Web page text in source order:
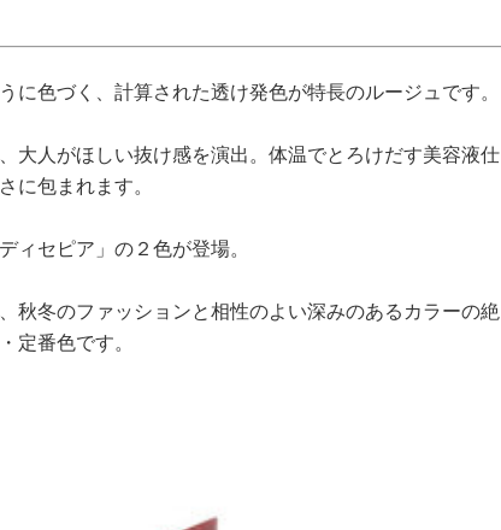
に色づく、計算された透け発色が特長のルージュです。
大人がほしい抜け感を演出。体温でとろけだす美容液仕
に包まれます。
ィセピア」の２色が登場。
秋冬のファッションと相性のよい深みのあるカラーの絶
定番色です。